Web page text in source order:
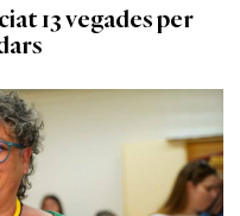
13 vegades per